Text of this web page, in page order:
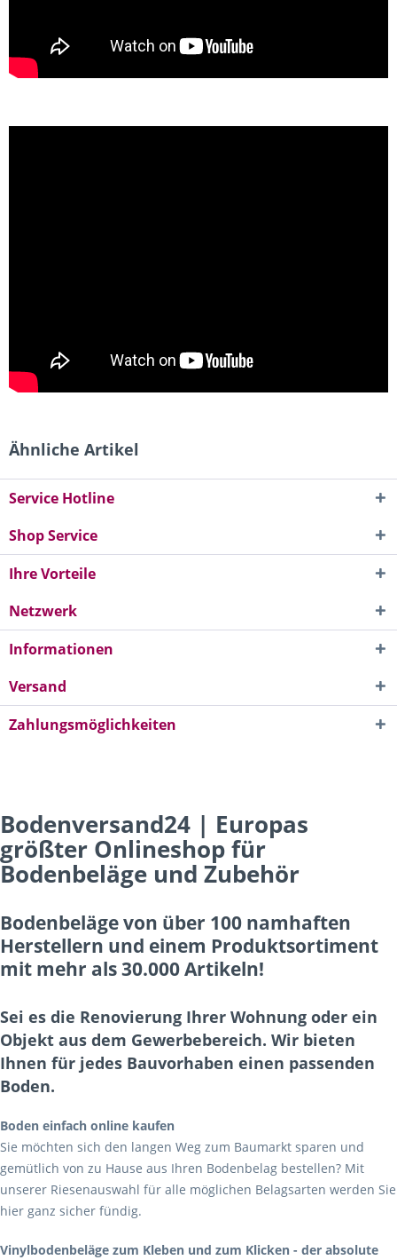
Ähnliche Artikel
Service Hotline
Shop Service
Ihre Vorteile
Netzwerk
Informationen
Versand
Zahlungsmöglichkeiten
Bodenversand24 | Europas
größter Onlineshop für
Bodenbeläge und Zubehör
Bodenbeläge von über 100 namhaften
Herstellern und einem Produktsortiment
mit mehr als 30.000 Artikeln!
Sei es die Renovierung Ihrer Wohnung oder ein
Objekt aus dem Gewerbebereich. Wir bieten
Ihnen für jedes Bauvorhaben einen passenden
Boden.
Boden einfach online kaufen
Sie möchten sich den langen Weg zum Baumarkt sparen und
gemütlich von zu Hause aus Ihren Bodenbelag bestellen? Mit
unserer Riesenauswahl für alle möglichen Belagsarten werden Sie
hier ganz sicher fündig.
Vinylbodenbeläge zum Kleben und zum Klicken - der absolute